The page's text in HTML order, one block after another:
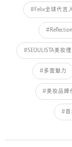
#Felix全球代言
#SEOULISTA美妆
#多面魅力
#美妆品牌
#首